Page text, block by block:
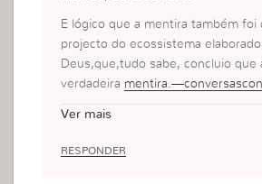
ssistema, por mim criado, e
senvolver determinadas
s
E lógico que a mentira também foi
projecto do ecossistema
Deus,que,tudo sabe, concluio que
verdadeira
Ver mais
RESPONDER